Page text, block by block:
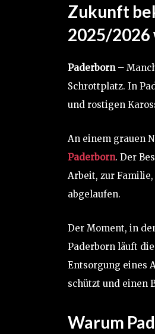
Zukunft
2025/
Paderborn –
Schrottplatz. In
und rostigen
An einem grauen
Paderborn. Der
Arbeit, zur
abgelaufen.
Der Moment, in
Paderborn läuft
Entsorgung eines
schützt und einen
Warum